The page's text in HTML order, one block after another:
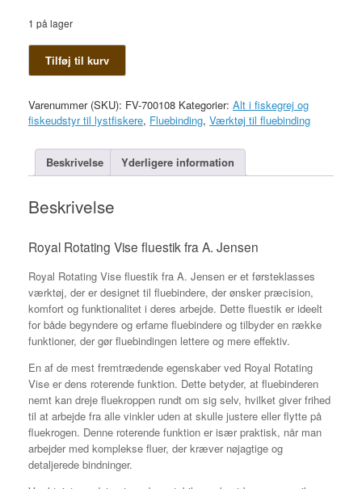
1 på lager
Royal
Rotating
Tilføj til kurv
Varenummer (SKU): FV-700108 Kategorier: Alt i fiskegrej og
fiskeudstyr til lystfiskere, Fluebinding, Værktøj til fluebinding
Beskrivelse Yderligere information
Beskrivelse
Royal Rotating Vise fluestik fra A. Jensen
Royal Rotating Vise fluestik fra A. Jensen er et førsteklasses
værktøj, der er designet til fluebindere, der ønsker præcision,
komfort og funktionalitet i deres arbejde. Dette fluestik er ideelt
for både begyndere og erfarne fluebindere og tilbyder en række
funktioner, der gør fluebindingen lettere og mere effektiv.
En af de mest fremtrædende egenskaber ved Royal Rotating
Vise er dens roterende funktion. Dette betyder, at fluebinderen
nemt kan dreje fluekroppen rundt om sig selv, hvilket giver frihed
til at arbejde fra alle vinkler uden at skulle justere eller flytte på
fluekrogen. Denne roterende funktion er især praktisk, når man
arbejder med komplekse fluer, der kræver nøjagtige og
detaljerede bindninger.